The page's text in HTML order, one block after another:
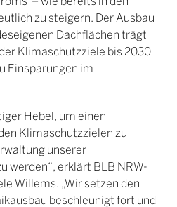
Menden
zu steigern. Der Ausbau
Dachflächen trägt
Klimaschutzziele bis 2030
Einsparungen im
Hebel, um einen
Klimaschutzzielen zu
unserer
werden“, erklärt BLB NRW-
Willems. „Wir setzen den
beschleunigt fort und